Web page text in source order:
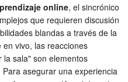
online, el sincrónico
que requieren discusión
blandas a través de la
vivo, las reacciones
la sala" son elementos
asegurar una experiencia